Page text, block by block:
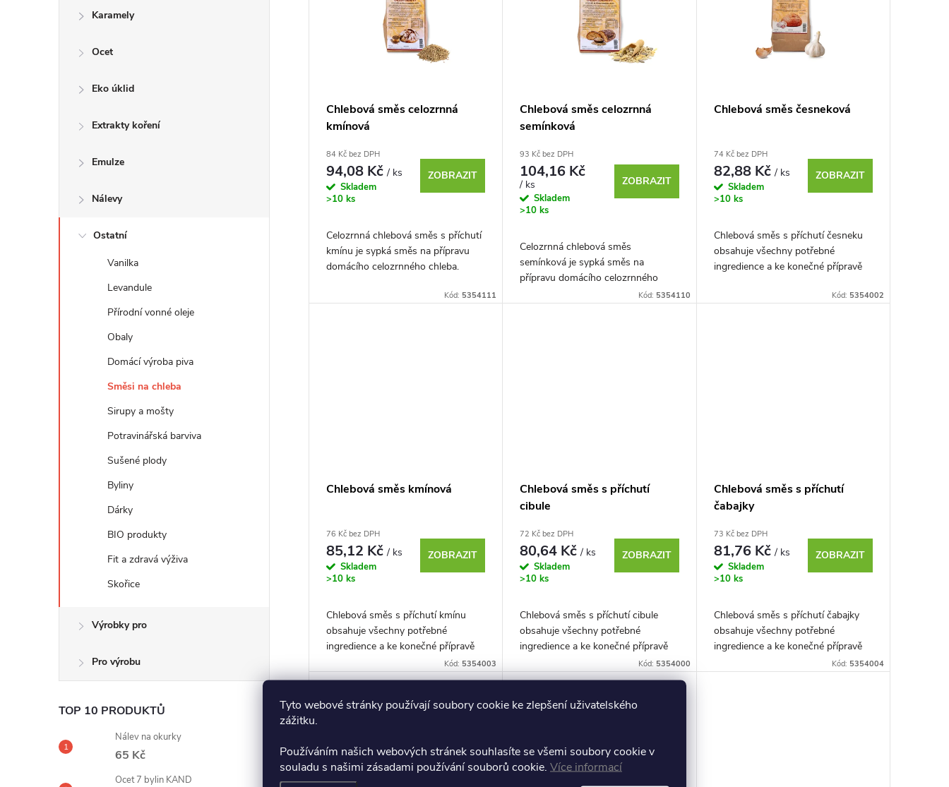
Tyto webové stránky používají soubory cookie ke zlepšení uživatelského
zážitku.
Používáním našich webových stránek souhlasíte se všemi soubory cookie v
souladu s našimi zásadami používání souborů cookie. Více informací
Karamely
Ocet
Eko úklid
Extrakty koření
Emulze
Nálevy
Ostatní
Vanilka
Levandule
Přírodní vonné oleje
Obaly
Domácí výroba piva
Směsi na chleba
Sirupy a mošty
Potravinářská barviva
Sušené plody
Byliny
Dárky
BIO produkty
Fit a zdravá výživa
Skořice
Výrobky pro
Pro výrobu
TOP 10 PRODUKTŮ
Nálev na okurky
65 Kč
Ocet 7 bylin KAND
Chlebová směs celozrnná
kmínová
84 Kč bez DPH
94,08 Kč/ ks
Skladem
>10 ks
ZOBRAZIT
Celozrnná chlebová směs s příchutí
kmínu je sypká směs na přípravu
domácího celozrnného chleba.
Kód: 5354111
Chlebová směs celozrnná
semínková
93 Kč bez DPH
104,16 Kč
/ ks
Skladem
>10 ks
ZOBRAZIT
Celozrnná chlebová směs
semínková je sypká směs na
přípravu domácího celozrnného
chleba. Obsahuje všechny potřebné
Kód: 5354110
Chlebová směs česneková
74 Kč bez DPH
82,88 Kč/ ks
Skladem
>10 ks
ZOBRAZIT
Chlebová směs s příchutí česneku
obsahuje všechny potřebné
ingredience a ke konečné přípravě
Kód: 5354002
Chlebová směs kmínová
76 Kč bez DPH
85,12 Kč/ ks
Skladem
>10 ks
ZOBRAZIT
Chlebová směs s příchutí kmínu
obsahuje všechny potřebné
ingredience a ke konečné přípravě
postačí přidat pouze 300 ml vody.
Kód: 5354003
Chlebová směs s příchutí
cibule
72 Kč bez DPH
80,64 Kč/ ks
Skladem
>10 ks
ZOBRAZIT
Chlebová směs s příchutí cibule
obsahuje všechny potřebné
ingredience a ke konečné přípravě
postačí přidat pouze 300 ml vody.
Kód: 5354000
Chlebová směs s příchutí
čabajky
73 Kč bez DPH
81,76 Kč/ ks
Skladem
>10 ks
ZOBRAZIT
Chlebová směs s příchutí čabajky
obsahuje všechny potřebné
ingredience a ke konečné přípravě
postačí přidat pouze 300 ml vody.
Kód: 5354004